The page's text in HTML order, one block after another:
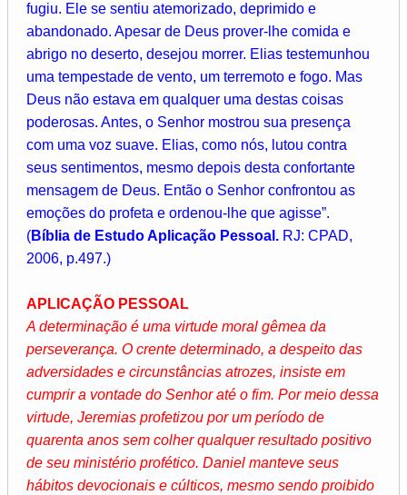
fugiu. Ele se sentiu atemorizado, deprimido e
abandonado. Apesar de Deus prover-lhe comida e
abrigo no deserto, desejou morrer. Elias testemunhou
uma tempestade de vento, um terremoto e fogo. Mas
Deus não estava em qualquer uma destas coisas
poderosas. Antes, o Senhor mostrou sua presença
com uma voz suave. Elias, como nós, lutou contra
seus sentimentos, mesmo depois desta confortante
mensagem de Deus. Então o Senhor confrontou as
emoções do profeta e ordenou-lhe que agisse”.
(Bíblia de Estudo Aplicação Pessoal. RJ: CPAD,
2006, p.497.)
APLICAÇÃO PESSOAL
A determinação é uma virtude moral gêmea da
perseverança. O crente determinado, a despeito das
adversidades e circunstâncias atrozes, insiste em
cumprir a vontade do Senhor até o fim. Por meio dessa
virtude, Jeremias profetizou por um período de
quarenta anos sem colher qualquer resultado positivo
de seu ministério profético. Daniel manteve seus
hábitos devocionais e cúlticos, mesmo sendo proibido